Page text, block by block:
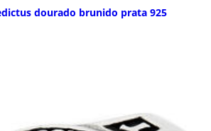
dourado brunido prata 925